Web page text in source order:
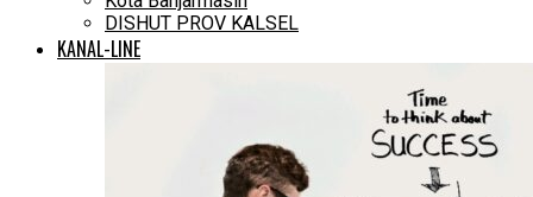
DISHUT PROV KALSEL
KANAL-LINE